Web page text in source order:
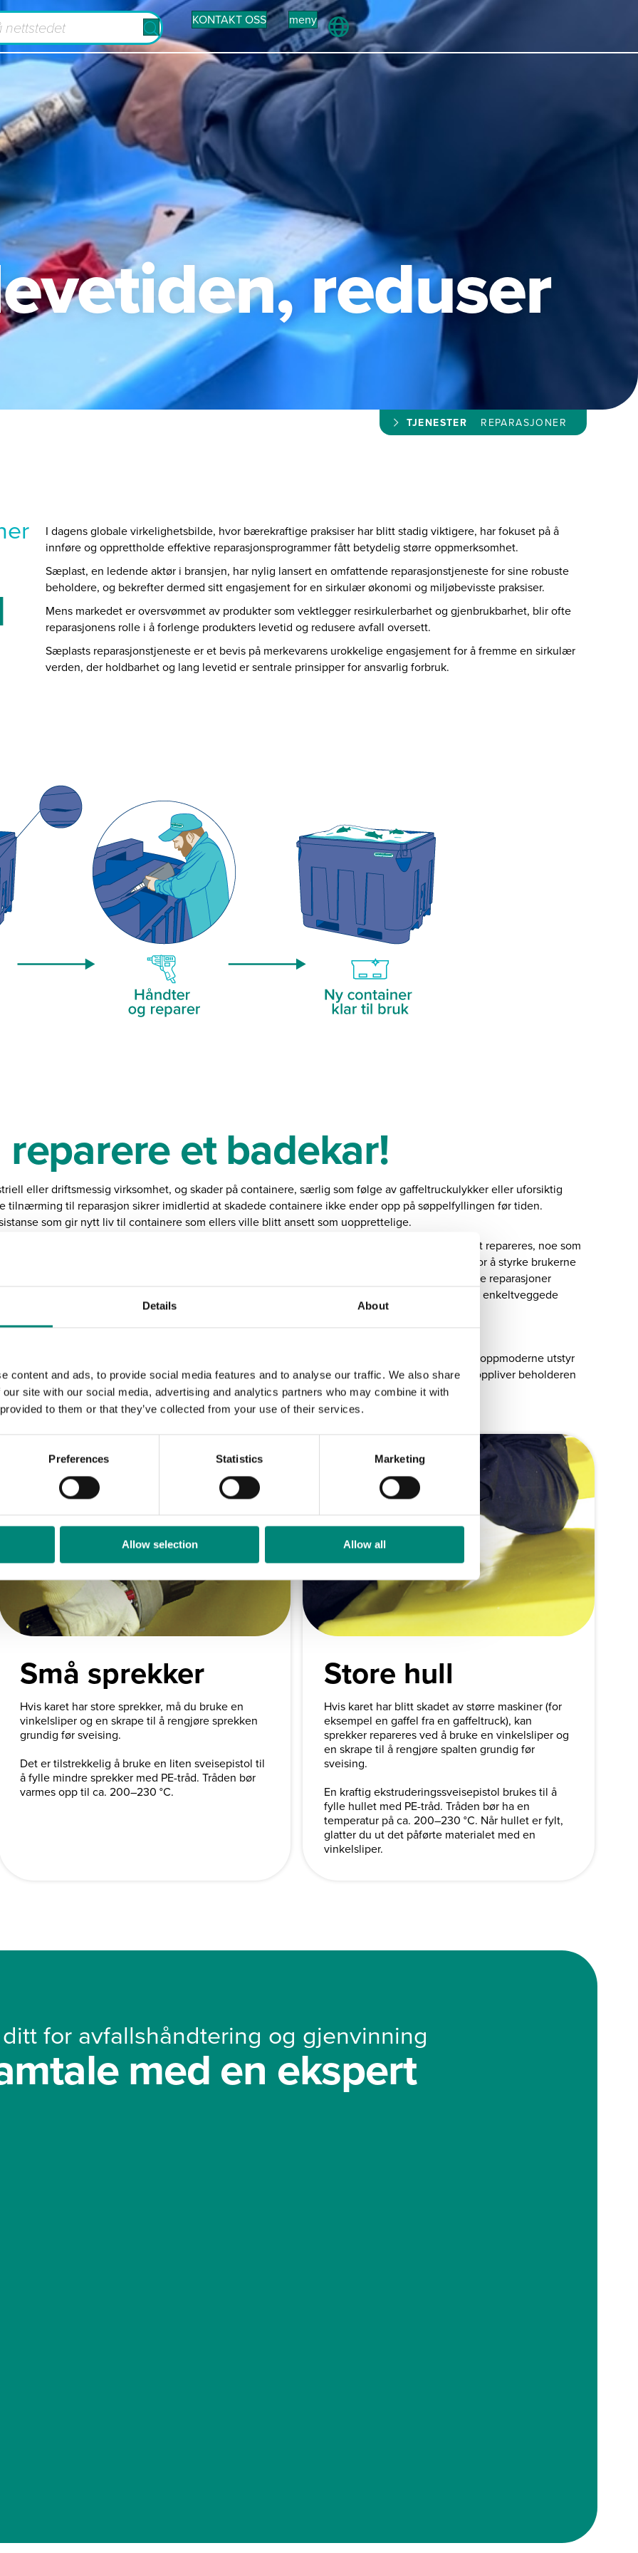
Details About
content and ads, to provide social media features and to analyse our traffic. We also share
site with our social media, advertising and analytics partners who may combine it with
to them or that they’ve collected from your use of their services.
Preferences Statistics Marketing
Allow selection Allow all
KONTAKT OSS meny
reduser
TJENESTER REPARASJONER
I dagens globale virkelighetsbilde, hvor bærekraftige praksiser har blitt stadig viktigere, har fokuset på å
innføre og opprettholde effektive reparasjonsprogrammer fått betydelig større oppmerksomhet.
Sæplast, en ledende aktør i bransjen, har nylig lansert en omfattende reparasjonstjeneste for sine robuste
beholdere, og bekrefter dermed sitt engasjement for en sirkulær økonomi og miljøbevisste praksiser.
Mens markedet er oversvømmet av produkter som vektlegger resirkulerbarhet og gjenbrukbarhet, blir ofte
reparasjonens rolle i å forlenge produkters levetid og redusere avfall oversett.
Sæplasts reparasjonstjeneste er et bevis på merkevarens urokkelige engasjement for å fremme en sirkulær
verden, der holdbarhet og lang levetid er sentrale prinsipper for ansvarlig forbruk.
et badekar!
eller driftsmessig virksomhet, og skader på containere, særlig som følge av gaffeltruckulykker eller uforsiktig
tilnærming til reparasjon sikrer imidlertid at skadede containere ikke ender opp på søppelfyllingen før tiden.
som gir nytt liv til containere som ellers ville blitt ansett som uopprettelige.
reduserer driftskostnadene betydelig og forbedrer bærekraften. Sprekker og hull kan enkelt repareres, noe som
kundene ved å tilby nødvendig utstyr, materialer og detaljert veiledning på forespørsel. For å styrke brukerne
som har vist seg å være svært verdifullt for å gi personalet kompetansen til å håndtere reparasjoner
og kostnadseffektivitet. Denne reparasjonsevnen utgjør en stor fordel sammenlignet med enkeltveggede
standarder for kvalitet og bærekraft. Først er identifisering av skader det første trinnet.
for å håndtere punkteringer, rifter eller andre former for skader. Gjennom bruk av toppmoderne utstyr
med å sikre at hver beholder gjennomgår en grundig restaureringsprosess, som til slutt gjenoppliver beholderen
Små sprekker
Hvis karet har store sprekker, må du bruke en
vinkelsliper og en skrape til å rengjøre sprekken
grundig før sveising.
Det er tilstrekkelig å bruke en liten sveisepistol til
å fylle mindre sprekker med PE-tråd. Tråden bør
varmes opp til ca. 200–230 °C.
Store hull
Hvis karet har blitt skadet av større maskiner (for
eksempel en gaffel fra en gaffeltruck), kan
sprekker repareres ved å bruke en vinkelsliper og
en skrape til å rengjøre spalten grundig før
sveising.
En kraftig ekstruderingssveisepistol brukes til å
fylle hullet med PE-tråd. Tråden bør ha en
temperatur på ca. 200–230 °C. Når hullet er fylt,
glatter du ut det påførte materialet med en
vinkelsliper.
for avfallshåndtering og gjenvinning
med en ekspert